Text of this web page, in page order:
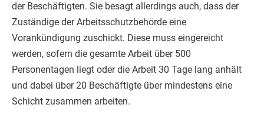
der Beschäftigten. Sie besagt allerdings auch, dass der
Zuständige der Arbeitsschutzbehörde eine
Vorankündigung zuschickt. Diese muss eingereicht
werden, sofern die gesamte Arbeit über 500
Personentagen liegt oder die Arbeit 30 Tage lang anhält
und dabei über 20 Beschäftigte über mindestens eine
Schicht zusammen arbeiten.